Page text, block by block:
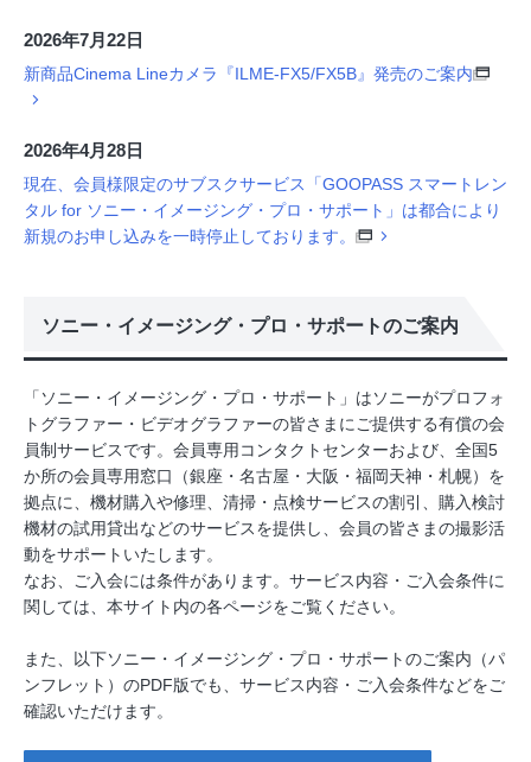
2026年7月22日
新商品Cinema Lineカメラ『ILME-FX5/FX5B』発売のご案内
2026年4月28日
現在、会員様限定のサブスクサービス「GOOPASS スマートレン
タル for ソニー・イメージング・プロ・サポート」は都合により
新規のお申し込みを一時停止しております。
ソニー・イメージング・プロ・サポートのご案内
「ソニー・イメージング・プロ・サポート」はソニーがプロフォ
トグラファー・ビデオグラファーの皆さまにご提供する有償の会
員制サービスです。会員専用コンタクトセンターおよび、全国5
か所の会員専用窓口（銀座・名古屋・大阪・福岡天神・札幌）を
拠点に、機材購入や修理、清掃・点検サービスの割引、購入検討
機材の試用貸出などのサービスを提供し、会員の皆さまの撮影活
動をサポートいたします。
なお、ご入会には条件があります。サービス内容・ご入会条件に
関しては、本サイト内の各ページをご覧ください。
また、以下ソニー・イメージング・プロ・サポートのご案内（パ
ンフレット）のPDF版でも、サービス内容・ご入会条件などをご
確認いただけます。